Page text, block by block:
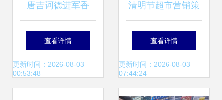
唐吉诃德进军香
港，平价魅力能否
征服内地游客？
查看详情
更新时间：2026-08-03
00:53:48
清明节超市营销策
略 聚焦顾客需求，
优化商品组合，提
升水果与日用百货
查看详情
更新时间：2026-08-03
07:44:24